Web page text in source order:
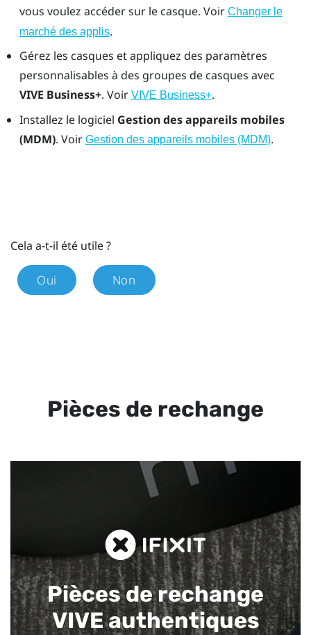
vous voulez accéder sur le casque. Voir Changer le
marché des applis.
Gérez les casques et appliquez des paramètres
personnalisables à des groupes de casques avec
VIVE Business+. Voir VIVE Business+.
Installez le logiciel Gestion des appareils mobiles
(MDM). Voir Gestion des appareils mobiles (MDM).
Cela a-t-il été utile ?
Oui Non
Pièces de rechange
Pièces de rechange
VIVE authentiques​